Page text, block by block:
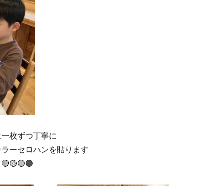
枚ずつ丁寧に
ーセロハンを貼ります